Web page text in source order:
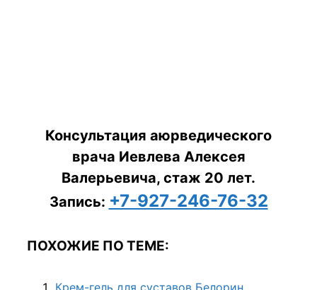
Консультация аюрведического
врача Иевлева Алексея
Валерьевича, стаж 20 лет.
Запись: +7-927-246-76-32
ПОХОЖИЕ ПО ТЕМЕ:
Крем-гель для суставов Белорин